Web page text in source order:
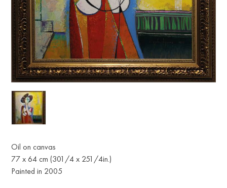
Oil on canvas
77 x 64 cm (301/4 x 251/4in.)
Painted in 2005